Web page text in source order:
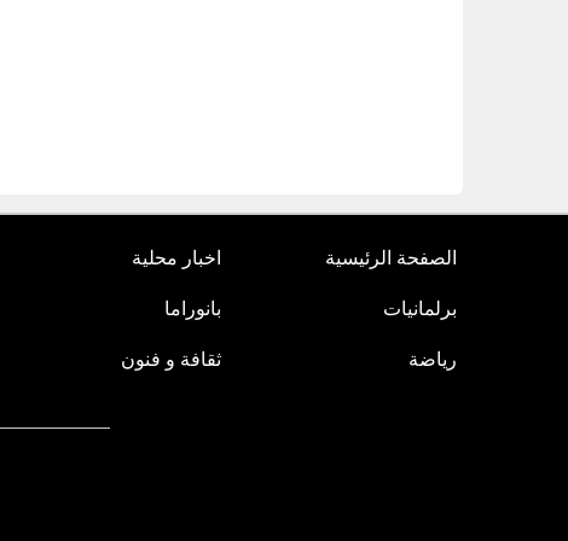
الصفحة الرئيسية اخبار محلية
برلمانيات بانوراما
رياضة ثقافة و فنون